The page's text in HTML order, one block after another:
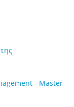
- Master